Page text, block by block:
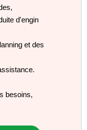
d'engin
et des
besoins,